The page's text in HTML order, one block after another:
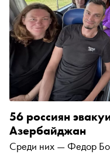
56 россиян
Азербайджан
Среди них — Федор